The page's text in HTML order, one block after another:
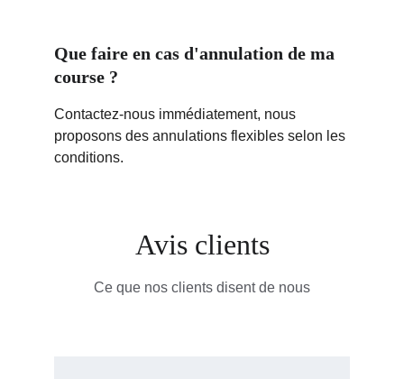
Que faire en cas d'annulation de ma
course ?
Contactez-nous immédiatement, nous
proposons des annulations flexibles selon les
conditions.
Avis clients
Ce que nos clients disent de nous